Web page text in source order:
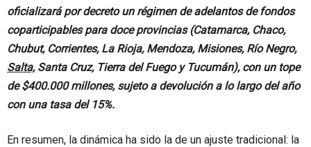
oficializará por decreto un régimen de adelantos de fondos
coparticipables para doce provincias (Catamarca, Chaco,
Chubut, Corrientes, La Rioja, Mendoza, Misiones, Río Negro,
Salta,Santa Cruz, Tierra del Fuego y Tucumán), con un tope
de $400.000 millones, sujeto a devolución a lo largo del año
con una tasa del 15%.
En resumen, la dinámica ha sido la de un ajuste tradicional: la